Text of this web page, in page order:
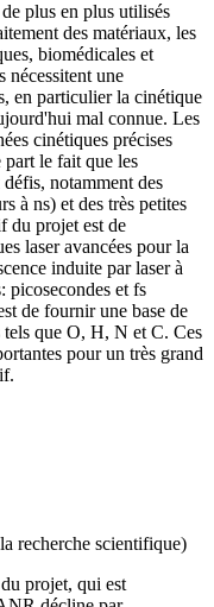
plus en plus utilisés
des matériaux, les
biomédicales et
nécessitent une
en particulier la cinétique
mal connue. Les
cinétiques précises
le fait que les
notamment des
à ns) et des très petites
du projet est de
laser avancées pour la
induite par laser à
picosecondes et fs
de fournir une base de
tels que O, H, N et C. Ces
pour un très grand
recherche scientifique)
projet, qui est